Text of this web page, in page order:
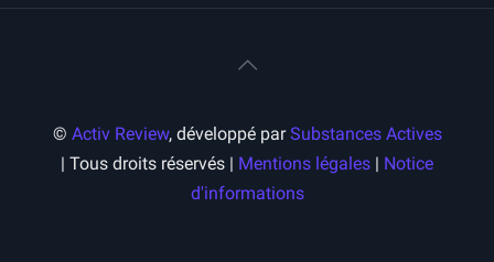
© Activ Review, développé parSubstances Actives
| Tous droits réservés | Mentions légales | Notice
d'informations